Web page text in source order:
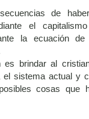
de
el
la ecuación
es brindar al
el sistema actual y
cosas que